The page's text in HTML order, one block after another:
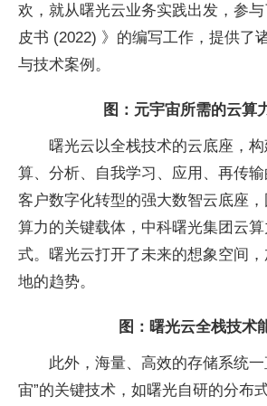
欢，就从曙光云业务实践出发，参
皮书 (2022) 》的编写工作，提供了
与技术案例。
图：元宇宙所需的云算
曙光云以全栈技术的云底座，
算、分析、自我学习、应用、再传
客户数字化转型的强大数智云底座
算力的关键载体，中科曙光集团云
式。曙光云打开了未来的想象空间
地的趋势。
图：曙光云全栈技术
此外，海量、高效的存储系统一
宙”的关键技术，如曙光自研的分布